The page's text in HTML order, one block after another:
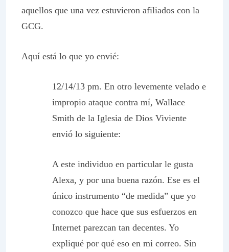
aquellos que una vez estuvieron afiliados con la
GCG.
Aquí está lo que yo envié:
12/14/13 pm. En otro levemente velado e
impropio ataque contra mí, Wallace
Smith de la Iglesia de Dios Viviente
envió lo siguiente:
A este individuo en particular le gusta
Alexa, y por una buena razón. Ese es el
único instrumento “de medida” que yo
conozco que hace que sus esfuerzos en
Internet parezcan tan decentes. Yo
expliqué por qué eso en mi correo. Sin